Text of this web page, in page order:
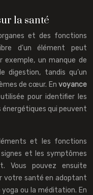
la santé
et des fonctions
d’un élément peut
exemple, un manque de
digestion, tandis qu’un
de cœur. En voyance
pour identifier les
qui peuvent
et les fonctions
et les symptômes
Vous pouvez ensuite
votre santé en adoptant
ou la méditation. En